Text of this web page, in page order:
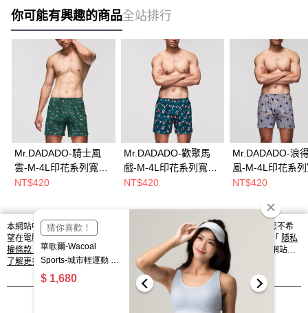
你可能有興趣的商品全站排行
Mr.DADADO-騎士風
雲-M-4L印花系列寬鬆
四角內褲(綠色)-
NT$420
Mr.DADADO-歡聚馬
戲-M-4L印花系列寬鬆
四角內褲(土耳其綠)-
NT$420
Mr.DADADO-浪
風-M-4L印花系
四角內褲(灰色)-
NT$420
熱門標籤
本網站中使用 cookie，欲查詢有關本網站使用 cookie 方式之詳情，及若您不希
望在電腦上使用 cookie 時應如何變更電腦的 cookie 設定，請參閱本網站「 隱私
權條款
」之 Cookie 聲明。您繼續使用本網站即表示您同意本公司得按本網站使
用條款之 Cookie 聲明使用 cookie。
了解更多 >
我知道了